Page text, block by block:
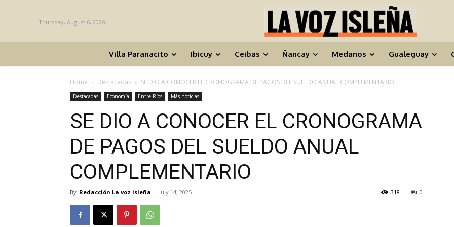
Thursday, August 6, 2026
Villa Paranacito Ibicuy Ceibas Ñancay Medanos Gualeguay
Home Destacadas SE DIO A CONOCER EL CRONOGRAMA DE PAGOS DEL SUELDO ANUAL COMPLEMENTARIO
Destacadas Economía Entre Ríos Más noticias
SE DIO A CONOCER EL CRONOGRAMA
DE PAGOS DEL SUELDO ANUAL
COMPLEMENTARIO
By Redacción La voz isleña - July 14, 2025 0
318